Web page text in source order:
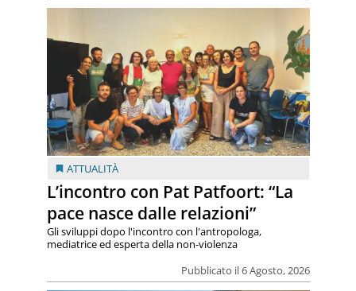
ATTUALITÀ
L’incontro con Pat Patfoort: “La
pace nasce dalle relazioni”
Pubblicato il 6 Agosto, 2026
Gli sviluppi dopo l'incontro con l'antropologa,
mediatrice ed esperta della non-violenza